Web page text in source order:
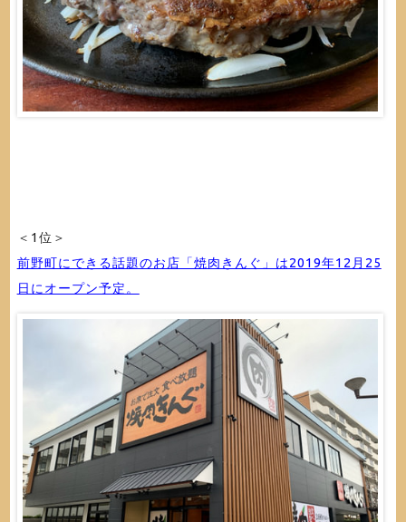
＜1位＞
前野町にできる話題のお店「焼肉きんぐ」は2019年12月25
日にオープン予定。